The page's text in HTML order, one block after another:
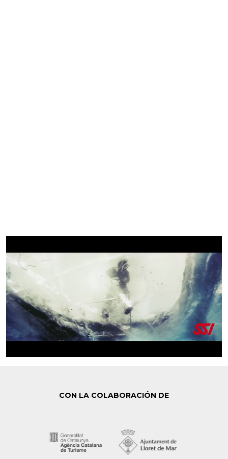
CON LA COLABORACIÓN DE